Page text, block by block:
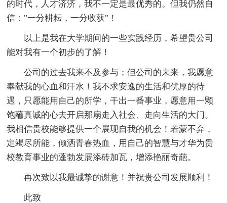
的时代，人才济济，我不一定是最优秀的。但我仍然自
信："一分耕耘，一分收获"！
以上是我在大学期间的一些实践经历，希望贵公司
能对我有一个初步的了解！
公司的过去我来不及参与；但公司的未来，我愿意
奉献我的心血和汗水！我不求安逸的生活和优厚的待
遇，只愿能用自己的所学，干出一番事业，愿意用一颗
饱蘸真诚的心去开启那扇走入社会、走向生活的大门。
我相信贵校能够提供一个展现自我的机会！若蒙不弃，
定竭尽所能，倾洒青春热血，用自己的智慧与才华为贵
校教育事业的蓬勃发展添砖加瓦，增添艳丽奇葩。
再次致以我最诚挚的谢意！并祝贵公司发展顺利！
此致